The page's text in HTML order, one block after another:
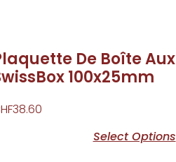
De Boîte
100x25mm
38.60
Select Options